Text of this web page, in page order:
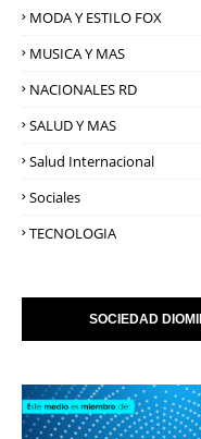
MODA Y ESTILO FOX
MUSICA Y MAS
NACIONALES RD
SALUD Y MAS
Salud Internacional
Sociales
TECNOLOGIA
SOCIEDAD